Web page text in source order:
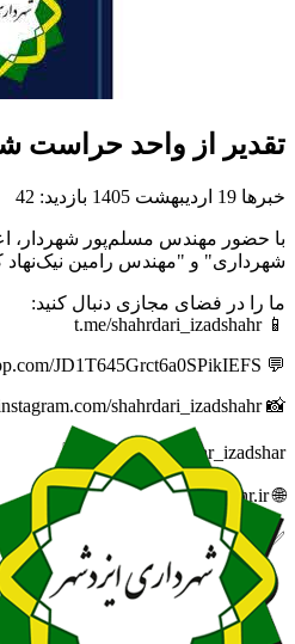
تقدیر از واحد حراست
خبرها 19 ارديبهشت 1405 بازدید: 42
با حضور مهندس مسلم‌پور شهردار،
شهرداری" و "مهندس رامین
ما را در فضای مجازی دنبال کنید:
📱 t.me/shahrdari_izadshahr
💬 chat.whatsapp.com/JD1T645Grct6a0SPikIEFS
📸 instagram.com/shahrdari_izadshahr
🆔 eitaa.com/khabar_izadshar
🌐 izadshahr.ir
✅ روابط عمومی شهرداری و شورای